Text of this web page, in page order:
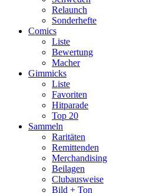
Relaunch
Sonderhefte
Comics
Liste
Bewertung
Macher
Gimmicks
Liste
Favoriten
Hitparade
Top 20
Sammeln
Raritäten
Remittenden
Merchandising
Beilagen
Clubausweise
Bild + Ton